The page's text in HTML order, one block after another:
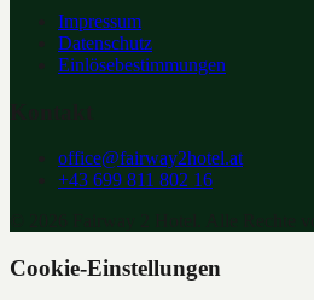
Impressum
Datenschutz
Einlösebestimmungen
office@fairway2hotel.at
+43 699 811 802 16
Cookie-Einstellungen